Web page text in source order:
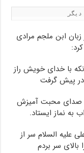
ابن ملجم مرادی
با خدای خویش راز
در پیش گرفت
با صدای محبت آمیزش
به نماز ایستاد.
السلام سر از
سر بردم